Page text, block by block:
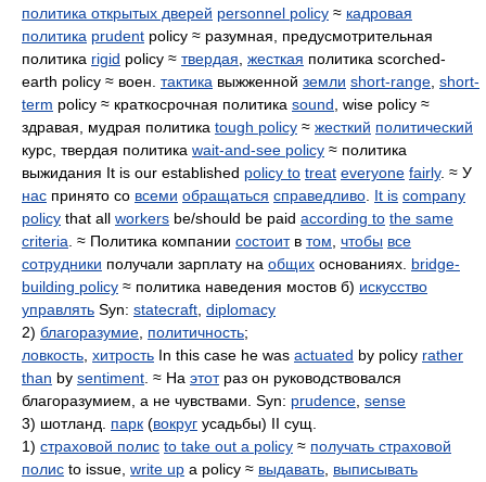
политика открытых дверей personnel policy ≈ кадровая
политика prudent policy ≈ разумная, предусмотрительная
политика rigid policy ≈ твердая жесткая политика scorched-
earth policy ≈ воен. тактика выжженной земли short-range short-
term policy ≈ краткосрочная политика sound , wise policy ≈
здравая, мудрая политика tough policy ≈ жесткий политический
курс, твердая политика wait-and-see policy ≈ политика
выжидания It is our established policy to treat everyone fairly. ≈ У
нас принято со всеми обращаться справедливо It is company
policy that all workers be/should be paid according to the same
criteria . ≈ Политика компании состоитв том чтобы все
сотрудники получали зарплату на общих основаниях. bridge-
building policy ≈ политика наведения мостов б) искусство
управлять Syn: statecraft diplomacy
2) благоразумие политичность;
ловкость хитрость In this case he was actuated by policy rather
than by sentiment . ≈ На этотраз он руководствовался
благоразумием, а не чувствами. Syn: prudence sense
3) шотланд. парк (вокруг усадьбы) II сущ.
1) страховой полис to take out a policy ≈ получать страховой
полис to issue, write up a policy ≈ выдавать выписывать